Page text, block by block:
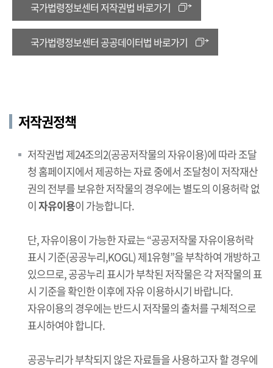
국가법령정보센터 저작권법 바로가기
국가법령정보센터 공공데이터법 바로가기
저작권정책
저작권법 제24조의2(공공저작물의 자유이용)에 따라 조달
청 홈페이지에서 제공하는 자료 중에서 조달청이 저작재산
권의 전부를 보유한 저작물의 경우에는 별도의 이용허락 없
이자유이용이 가능합니다.
단, 자유이용이 가능한 자료는 “공공저작물 자유이용허락
표시 기준(공공누리,KOGL) 제1유형”을 부착하여 개방하고
있으므로, 공공누리 표시가 부착된 저작물은 각 저작물의 표
시 기준을 확인한 이후에 자유 이용하시기 바랍니다.
자유이용의 경우에는 반드시 저작물의 출처를 구체적으로
표시하여야 합니다.
공공누리가 부착되지 않은 자료들을 사용하고자 할 경우에